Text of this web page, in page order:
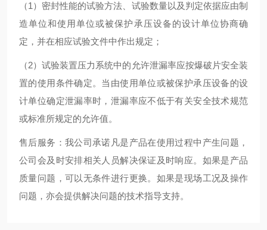
（1）密封性能的试验方法、试验数量以及判定依据应由制
造单位和使用单位或被保护承压设备的设计单位协商确
定，并在相应试验文件中作出规定；
（2）试验装置压力系统中的允许泄漏率应按爆破片安全装
置的使用条件确定。当由使用单位或被保护承压设备的设
计单位确定泄漏率时，泄漏率应不低于有关安全技术规范
或标准所规定的允许值。
售后服务：我公司承诺凡是产品在使用过程中产生问题，
公司会及时安排相关人员解决保证及时响应。如果是产品
质量问题，可以无条件进行更换。如果是现场工况及操作
问题，亦会提供解决问题的技术指导支持。